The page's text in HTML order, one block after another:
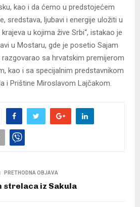
kao i da ćemo u predstojećem
sredstava, ljubavi i energije uložiti u
u kojima žive Srbi“, istakao je
u Mostaru, gde je posetio Sajam
razgovarao sa hrvatskim premijerom
kao i sa specijalnim predstavnikom
i Prištine Miroslavom Lajčakom.
PRETHODNA OBJAVA
strelaca iz Sakula